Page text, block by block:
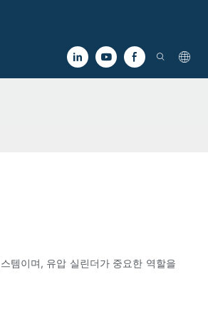
템이며, 유압 실린더가 중요한 역할을